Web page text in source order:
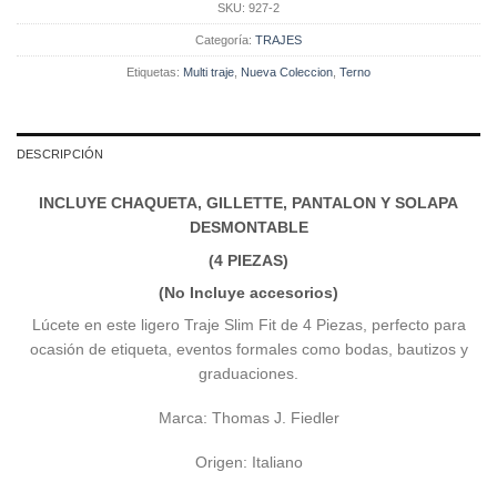
SKU: 927-2
Categoría: TRAJES
Etiquetas: Multi traje Nueva Coleccion Terno
DESCRIPCIÓN
INCLUYE CHAQUETA, GILLETTE, PANTALON Y SOLAPA
DESMONTABLE
(4 PIEZAS)
(No Incluye accesorios)
Lúcete en este ligero Traje Slim Fit de 4 Piezas, perfecto para
ocasión de etiqueta, eventos formales como bodas, bautizos y
graduaciones.
Marca: Thomas J. Fiedler
Origen: Italiano